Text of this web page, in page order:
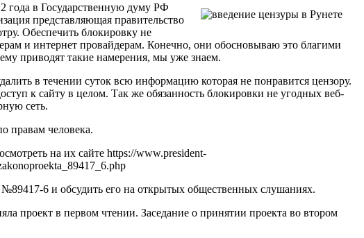
года в Государственную думу РФ
представляющая правительство
Обеспечить блокировку не
и интернет провайдерам. Конечно, они обосновываю это благими
приводят такие намерения, мы уже знаем.
в течении суток всю информацию которая не понравится цензору.
к сайту в целом. Так же обязанность блокировки не угодных веб-
сеть.
правам человека.
на их сайте https://www.president-
№89417-6 и обсудить его на открытых общественных слушаниях.
проект в первом чтении. Заседание о принятии проекта во втором